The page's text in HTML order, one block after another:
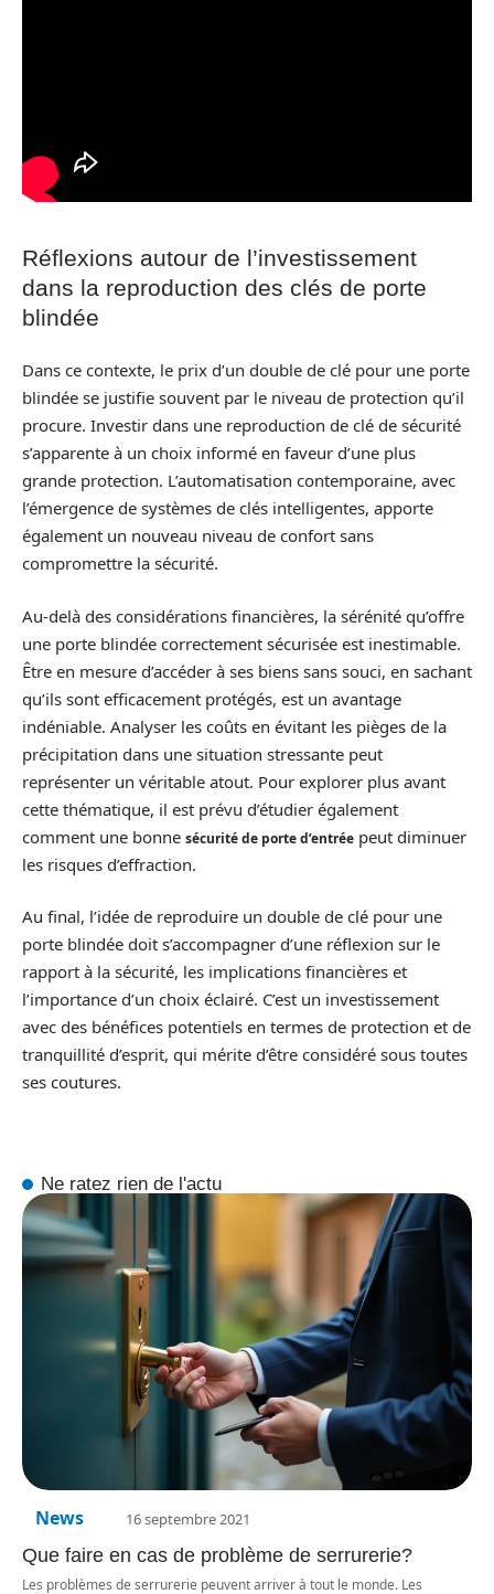
Réflexions autour de l’investissement
dans la reproduction des clés de porte
blindée
Dans ce contexte, le prix d’un double de clé pour une porte
blindée se justifie souvent par le niveau de protection qu’il
procure. Investir dans une reproduction de clé de sécurité
s’apparente à un choix informé en faveur d’une plus
grande protection. L’automatisation contemporaine, avec
l’émergence de systèmes de clés intelligentes, apporte
également un nouveau niveau de confort sans
compromettre la sécurité.
Au-delà des considérations financières, la sérénité qu’offre
une porte blindée correctement sécurisée est inestimable.
Être en mesure d’accéder à ses biens sans souci, en sachant
qu’ils sont efficacement protégés, est un avantage
indéniable. Analyser les coûts en évitant les pièges de la
précipitation dans une situation stressante peut
représenter un véritable atout. Pour explorer plus avant
cette thématique, il est prévu d’étudier également
comment une bonne sécurité de porte d’entrée peut diminuer
les risques d’effraction.
Au final, l’idée de reproduire un double de clé pour une
porte blindée doit s’accompagner d’une réflexion sur le
rapport à la sécurité, les implications financières et
l’importance d’un choix éclairé. C’est un investissement
avec des bénéfices potentiels en termes de protection et de
tranquillité d’esprit, qui mérite d’être considéré sous toutes
ses coutures.
Ne ratez rien de l'actu
News 16 septembre 2021
Que faire en cas de problème de serrurerie?
Les problèmes de serrurerie peuvent arriver à tout le monde. Les